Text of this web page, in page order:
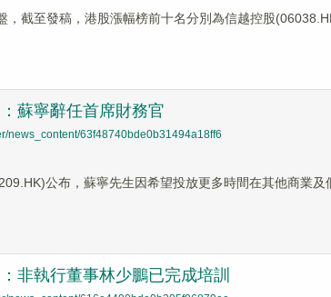
，截至發稿，港股漲幅榜前十名分別為信越控股
蘇寧辭任首席財務官
news_content/63f48740bde0b31494a18ff6
公布，蘇寧先生因希望投放更多時間在其他商業
非執行董事林少鵬已完成培訓